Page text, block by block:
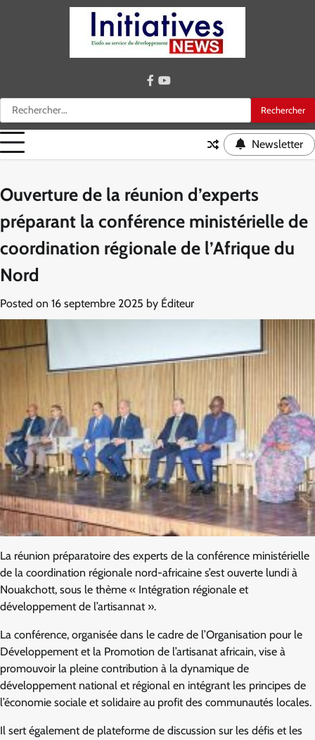
Rechercher :
facebook
youtube
Newsletter
Ouverture de la réunion d’experts
préparant la conférence ministérielle de
coordination régionale de l’Afrique du
Nord
Posted on 16 septembre 2025 by Éditeur
La réunion préparatoire des experts de la conférence ministérielle
de la coordination régionale nord-africaine s’est ouverte lundi à
Nouakchott, sous le thème « Intégration régionale et
développement de l’artisannat ».
La conférence, organisée dans le cadre de l’Organisation pour le
Développement et la Promotion de l’artisanat africain, vise à
promouvoir la pleine contribution à la dynamique de
développement national et régional en intégrant les principes de
l’économie sociale et solidaire au profit des communautés locales.
Il sert également de plateforme de discussion sur les défis et les